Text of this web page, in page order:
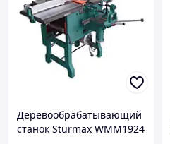
Деревообрабатывающий
станок Sturmax WMM1924